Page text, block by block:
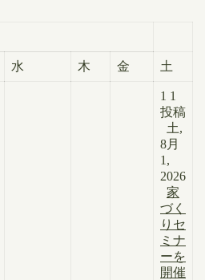
水 木 金 土
1 1
投稿
土,
8月
1,
2026
家
づく
りセ
ミナ
ーを
開催